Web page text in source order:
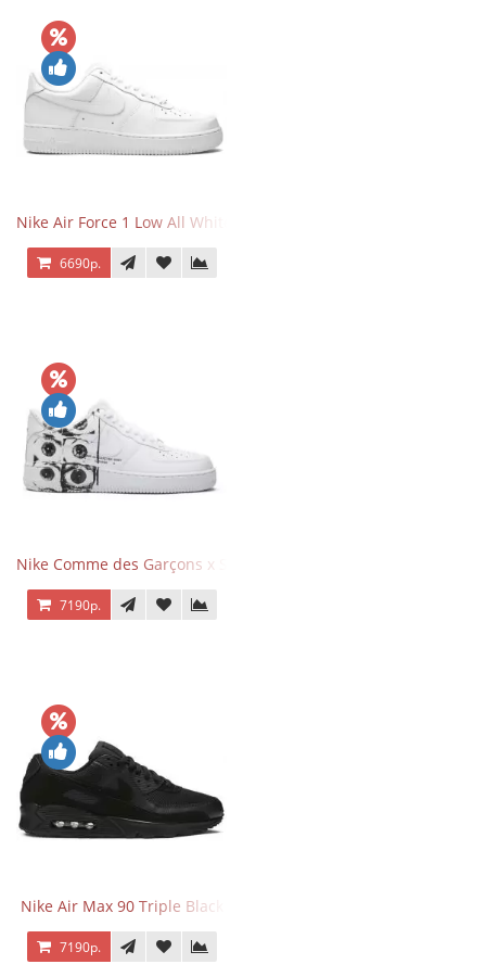
Nike Air Force 1 Low All White
6690р.
Nike Comme des Garçons x Supreme x Air Force 1 Low Eyes
7190р.
Nike Air Max 90 Triple Black
7190р.